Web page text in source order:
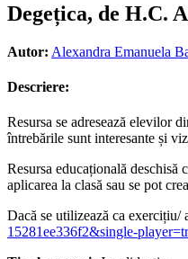
Degețica, de H.C.
Autor: Alexandra Emanuela
Descriere:
Resursa se adresează elevilor
întrebările sunt interesante și
Resursa educațională
aplicarea la clasă sau se pot
Dacă se utilizează ca exercițiu/
15281ee336f2&single-